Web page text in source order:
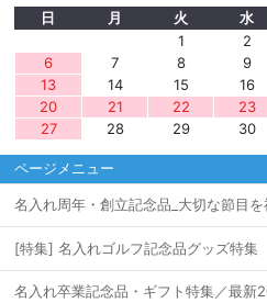
日
月 火 水
1
2
6
7 8 9
13
14 15 16
20
21 22 23
27
28 29 30
ページメニュー
名入れ周年・創立記念品_大切な節目
[特集] 名入れゴルフ記念品グッズ特集
名入れ卒業記念品・ギフト特集／最